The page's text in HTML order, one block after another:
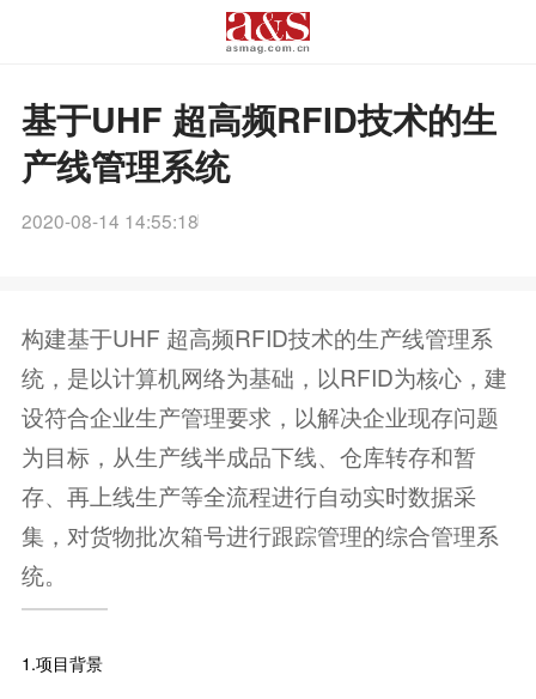
基于UHF 超高频RFID技术的生
产线管理系统
2020-08-14 14:55:18
构建基于UHF 超高频RFID技术的生产线管理系
统，是以计算机网络为基础，以RFID为核心，建
设符合企业生产管理要求，以解决企业现存问题
为目标，从生产线半成品下线、仓库转存和暂
存、再上线生产等全流程进行自动实时数据采
集，对货物批次箱号进行跟踪管理的综合管理系
统。
1.项目背景